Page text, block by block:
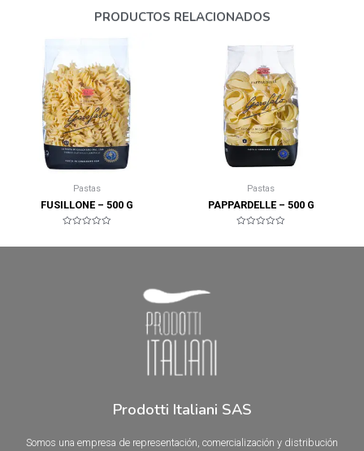
PRODUCTOS RELACIONADOS
Pastas
FUSILLONE – 500 G
Pastas
PAPPARDELLE – 500 G
Prodotti Italiani SAS
Somos una empresa de representación, comercialización y distribución